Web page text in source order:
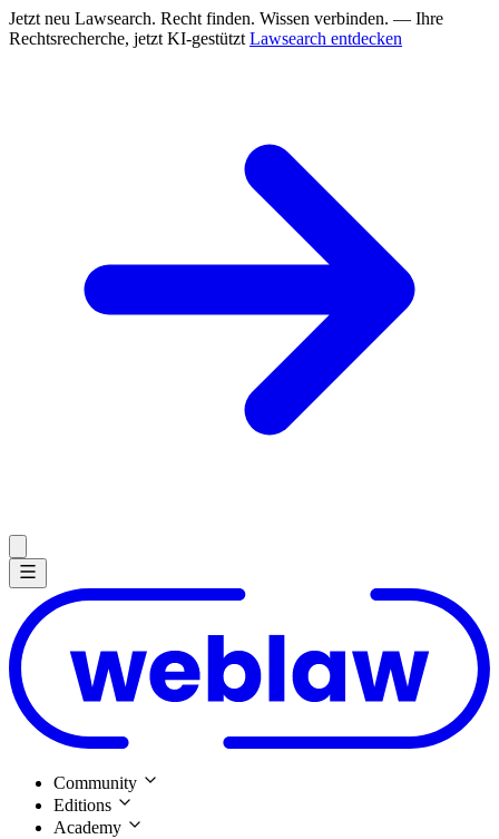
Jetzt neu Lawsearch. Recht finden. Wissen verbinden. — Ihre
Rechtsrecherche, jetzt KI-gestützt Lawsearch entdecken
Community
Editions
Academy